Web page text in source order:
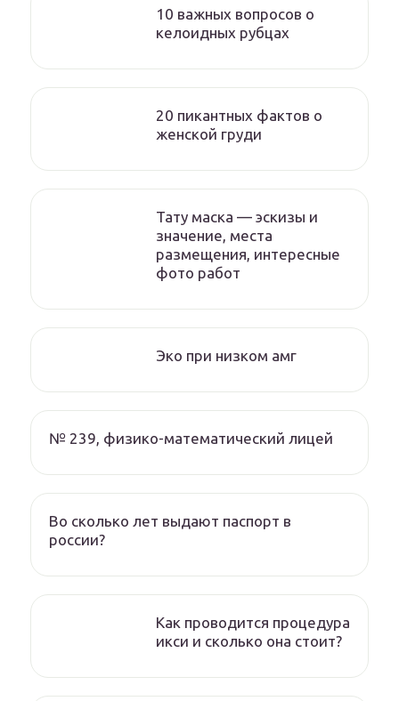
10 важных вопросов о
келоидных рубцах
20 пикантных фактов о
женской груди
Тату маска — эскизы и
значение, места
размещения, интересные
фото работ
Эко при низком амг
№ 239, физико-математический лицей
Во сколько лет выдают паспорт в
россии?
Как проводится процедура
икси и сколько она стоит?